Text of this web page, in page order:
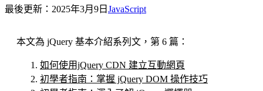
最後更新： 2025年3月9日 JavaScript
本文為 jQuery 基本介紹系列文，第 6 篇：
如何使用jQuery CDN 建立互動網頁
初學者指南：掌握 jQuery DOM 操作技巧